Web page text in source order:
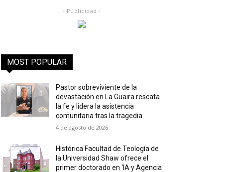
- Publicidad -
MOST POPULAR
Pastor sobreviviente de la
devastación en La Guaira rescata
la fe y lidera la asistencia
comunitaria tras la tragedia
4 de agosto de 2026
Histórica Facultad de Teología de
la Universidad Shaw ofrece el
primer doctorado en ‘IA y Agencia